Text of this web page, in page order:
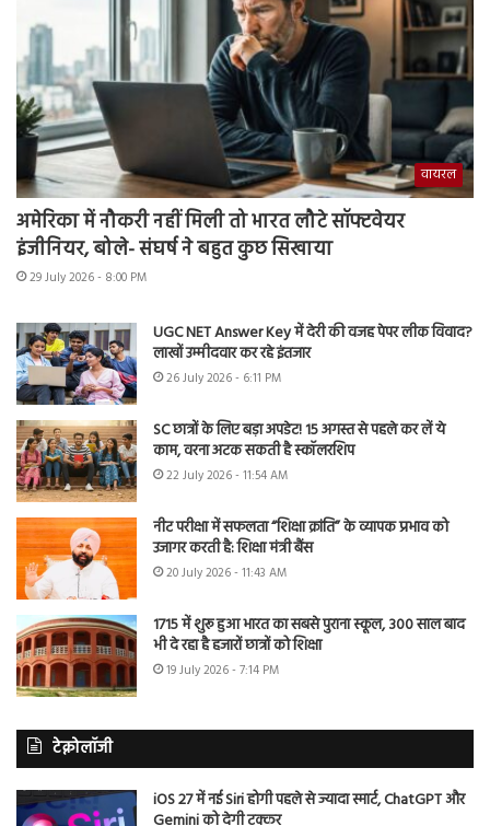
वायरल
अमेरिका में नौकरी नहीं मिली तो भारत लौटे सॉफ्टवेयर
इंजीनियर, बोले- संघर्ष ने बहुत कुछ सिखाया
29 July 2026 - 8:00 PM
UGC NET Answer Key में देरी की वजह पेपर लीक विवाद?
लाखों उम्मीदवार कर रहे इंतजार
26 July 2026 - 6:11 PM
SC छात्रों के लिए बड़ा अपडेट! 15 अगस्त से पहले कर लें ये
काम, वरना अटक सकती है स्कॉलरशिप
22 July 2026 - 11:54 AM
नीट परीक्षा में सफलता “शिक्षा क्रांति” के व्यापक प्रभाव को
उजागर करती है: शिक्षा मंत्री बैंस
20 July 2026 - 11:43 AM
1715 में शुरू हुआ भारत का सबसे पुराना स्कूल, 300 साल बाद
भी दे रहा है हजारों छात्रों को शिक्षा
19 July 2026 - 7:14 PM
टेक्नोलॉजी
iOS 27 में नई Siri होगी पहले से ज्यादा स्मार्ट, ChatGPT और